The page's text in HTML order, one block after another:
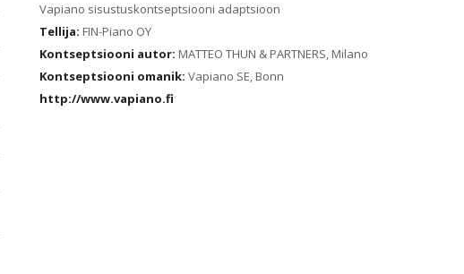
Vapiano sisustuskontseptsiooni adaptsioon
Tellija: FIN-Piano OY
Kontseptsiooni autor: MATTEO THUN & PARTNERS, Milano
Kontseptsiooni omanik: Vapiano SE, Bonn
http://www.vapiano.fi